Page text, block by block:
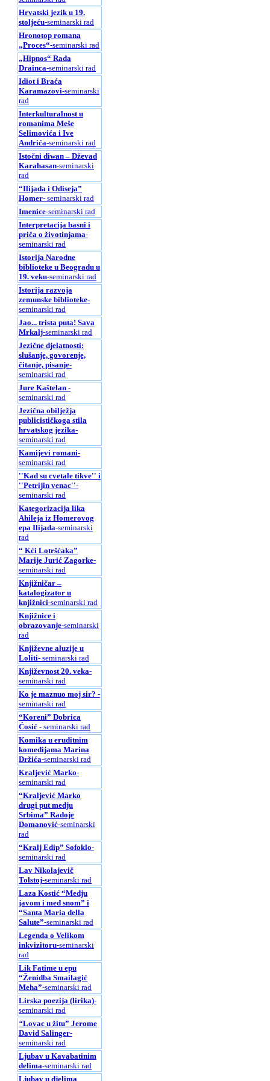
Hrvatski jezik u 19.
stoljeću-seminarski rad
Hronotop romana
„Proces“-seminarski rad
„Hipnos“ Rada
Drainca-seminarski rad
Idiot i Braća
Karamazovi-seminarski
rad
Interkulturalnost u
romanima Meše
Selimovića i Ive
Andrića-seminarski rad
Istočni diwan – Dževad
Karahasan-seminarski
rad
“Ilijada i Odiseja”
Homer- seminarski rad
Imenice-seminarski rad
Interpretacija basni i
priča o životinjama-
seminarski rad
Istorija Narodne
biblioteke u Beogradu u
19. veku-seminarski rad
Istorija razvoja
zemunske biblioteke-
seminarski rad
Jao... trista puta! Sava
Mrkalj-seminarski rad
Jezične djelatnosti:
slušanje, govorenje,
čitanje, pisanje-
seminarski rad
Jure Kaštelan -
seminarski rad
Jezična obilježja
publicističkoga stila
hrvatskog jezika-
seminarski rad
Kamijevi romani-
seminarski rad
''Kad su cvetale tikve'' i
''Petrijin venac''-
seminarski rad
Kategorizacija lika
Ahileja iz Homerovog
epa Ilijada-seminarski
rad
“ Kći Lotršćaka”
Marije Jurić Zagorke-
seminarski rad
Knjižničar –
katalogizator u
knjižnici-seminarski rad
Knjižnice i
obrazovanje-seminarski
rad
Književne aluzije u
Loliti- seminarski rad
Književnost 20. veka-
seminarski rad
Ko je maznuo moj sir? -
seminarski rad
“Koreni” Dobrica
Ćosić - seminarski rad
Komika u eruditnim
komedijama Marina
Držića-seminarski rad
Kraljević Marko-
seminarski rad
“Kraljević Marko
drugi put medju
Srbima” Radoje
Domanović-seminarski
rad
“Kralj Edip” Sofoklo-
seminarski rad
Lav Nikolajevič
Tolstoj-seminarski rad
Laza Kostić “Medju
javom i med snom” i
“Santa Maria della
Salute”-seminarski rad
Legenda o Velikom
inkvizitoru-seminarski
rad
Lik Fatime u epu
“Ženidba Smailagić
Meha”-seminarski rad
Lirska poezija (lirika)-
seminarski rad
“Lovac u žitu” Jerome
David Salinger-
seminarski rad
Ljubav u Kavabatinim
delima-seminarski rad
Ljubav u djelima